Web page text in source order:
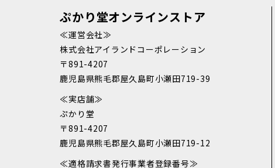
ぷかり堂オンラインストア
≪運営会社≫
株式会社アイランドコーポレーション
〒891-4207
鹿児島県熊毛郡屋久島町小瀬田719-39
≪実店舗≫
ぷかり堂
〒891-4207
鹿児島県熊毛郡屋久島町小瀬田719-12
≪適格請求書発行事業者登録番号≫